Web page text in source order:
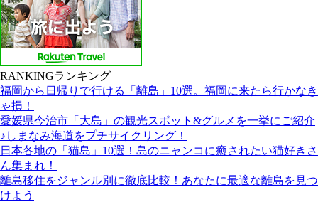
RANKINGランキング
福岡から日帰りで行ける「離島」10選。福岡に来たら行かなき
ゃ損！
愛媛県今治市「大島」の観光スポット&グルメを一挙にご紹介
♪しまなみ海道をプチサイクリング！
日本各地の「猫島」10選！島のニャンコに癒されたい猫好きさ
ん集まれ！
離島移住をジャンル別に徹底比較！あなたに最適な離島を見つ
けよう